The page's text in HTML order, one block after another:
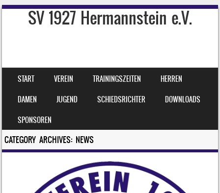
SV 1927 Hermannstein e.V.
MENU
SKIP TO CONTENT
START VEREIN TRAININGSZEITEN
HERREN
DAMEN
JUGEND SCHIEDSRICHTER
DOWNLOADS
SPONSOREN
CATEGORY ARCHIVES: NEWS